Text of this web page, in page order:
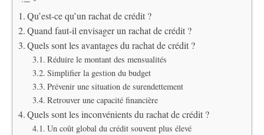
Qu’est-ce qu’un rachat de crédit ?
Quand faut-il envisager un rachat de crédit ?
Quels sont les avantages du rachat de crédit ?
Réduire le montant des mensualités
Simplifier la gestion du budget
Prévenir une situation de surendettement
Retrouver une capacité financière
Quels sont les inconvénients du rachat de crédit ?
Un coût global du crédit souvent plus élevé